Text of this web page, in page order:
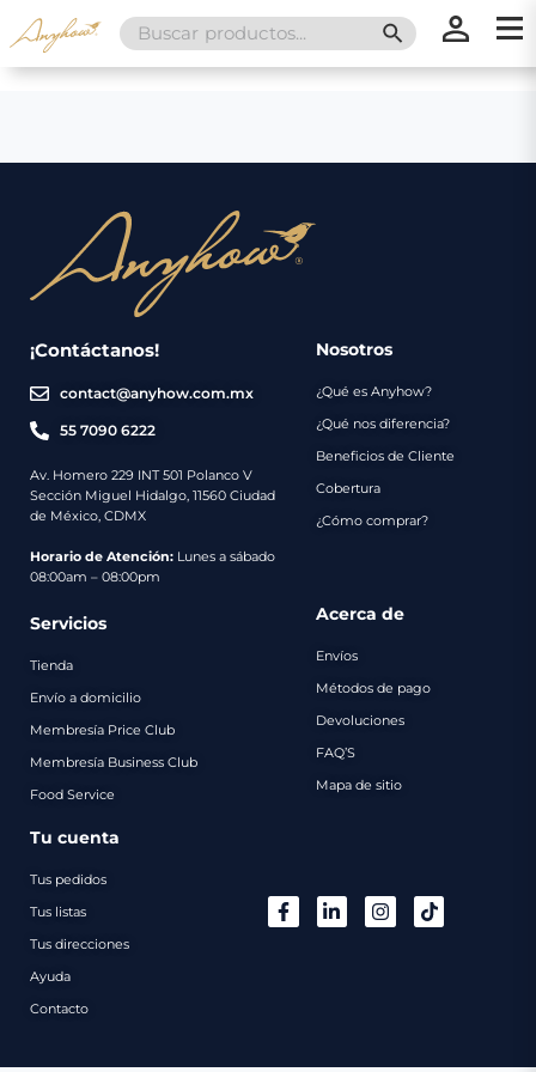
Search
for:
SEARCH
¡Contáctanos!
contact@anyhow.com.mx
55 7090 6222
Av. Homero 229 INT 501 Polanco V
Sección Miguel Hidalgo, 11560 Ciudad
de México, CDMX
Horario de Atención: Lunes a sábado
08:00am – 08:00pm
Nosotros
¿Qué es Anyhow?
¿Qué nos diferencia?
Beneficios de Cliente
Cobertura
¿Cómo comprar?
Servicios
Tienda
Envío a domicilio
Membresía Price Club
Membresía Business Club
Food Service
Acerca de
Envíos
Métodos de pago
Devoluciones
FAQ’S
Mapa de sitio
Tu cuenta
Tus pedidos
Tus listas
Tus direcciones
Ayuda
Contacto
Nosotros
Servicios
Envíos
Métodos
de
Catálogo
Regalos
Contacto